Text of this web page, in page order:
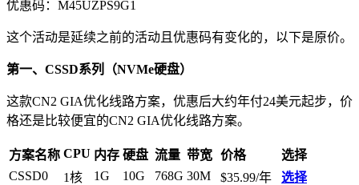
优惠码： M45UZPS9G1
这个活动是延续之前的活动且优惠码有变化的，以下是原价。
第一、CSSD系列（NVMe硬盘）
这款CN2 GIA优化线路方案，优惠后大约年付24美元起步，价
格还是比较便宜的CN2 GIA优化线路方案。
方案名称 CPU 内存 硬盘 流量 带宽 价格
选择
CSSD0
1核 1G 10G 768G 30M $35.99/年
选择